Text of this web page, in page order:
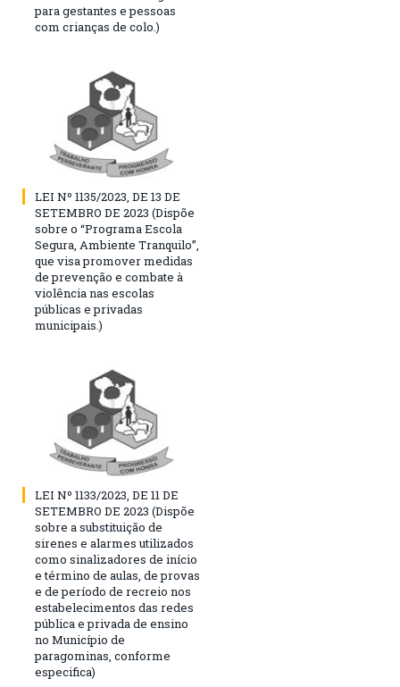
para gestantes e pessoas
com crianças de colo.)
LEI Nº 1135/2023, DE 13 DE
SETEMBRO DE 2023 (Dispõe
sobre o “Programa Escola
Segura, Ambiente Tranquilo”,
que visa promover medidas
de prevenção e combate à
violência nas escolas
públicas e privadas
municipais.)
LEI Nº 1133/2023, DE 11 DE
SETEMBRO DE 2023 (Dispõe
sobre a substituição de
sirenes e alarmes utilizados
como sinalizadores de início
e término de aulas, de provas
e de período de recreio nos
estabelecimentos das redes
pública e privada de ensino
no Município de
paragominas, conforme
especifica)